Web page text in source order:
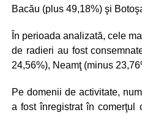
Bacău (plus 49,18%) şi
În perioada analizată, cele
de radieri au fost
24,56%), Neamţ (minus
Pe domenii de activitate,
a fost înregistrat în comerţul